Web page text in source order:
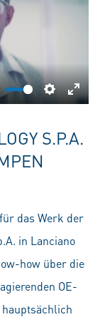
Settings
S.P.A.
das Werk der
in Lanciano
how über die
OE-